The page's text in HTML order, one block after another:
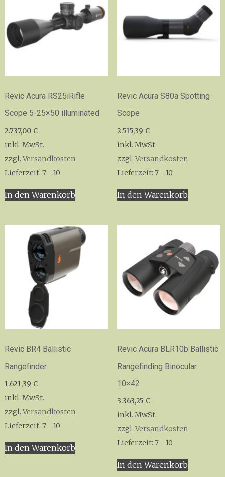
Revic Acura RS25iRifle
Scope 5-25×50 illuminated
2.737,00€
inkl. MwSt.
zzgl. Versandkosten
Lieferzeit: 7 - 10
In den Warenkorb
Revic Acura S80a Spotting
Scope
2.515,39 €
inkl. MwSt.
zzgl. Versandkosten
Lieferzeit: 7 - 10
In den Warenkorb
Revic BR4 Ballistic
Rangefinder
1.621,39 €
inkl. MwSt.
zzgl. Versandkosten
Lieferzeit: 7 - 10
In den Warenkorb
Revic Acura BLR10b Ballistic
Rangefinding Binocular
10×42
3.363,25 €
inkl. MwSt.
zzgl. Versandkosten
Lieferzeit: 7 - 10
In den Warenkorb